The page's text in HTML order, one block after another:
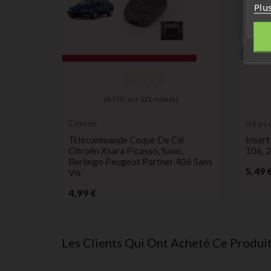
(4,7 / 5) sur 221 note(s)
Citroën
Télécommande Coque De Clé
Citroën Xsara Picasso, Saxo,
Berlingo Peugeot Partner 406 Sans
Vis
4,99 €
clé
106,
5,49
Les Clients Qui Ont Acheté Ce